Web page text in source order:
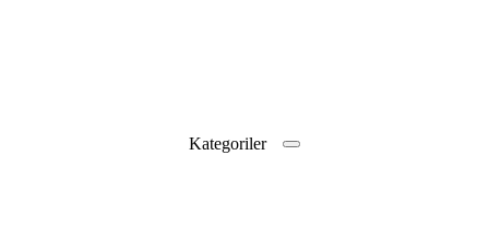
Kategoriler